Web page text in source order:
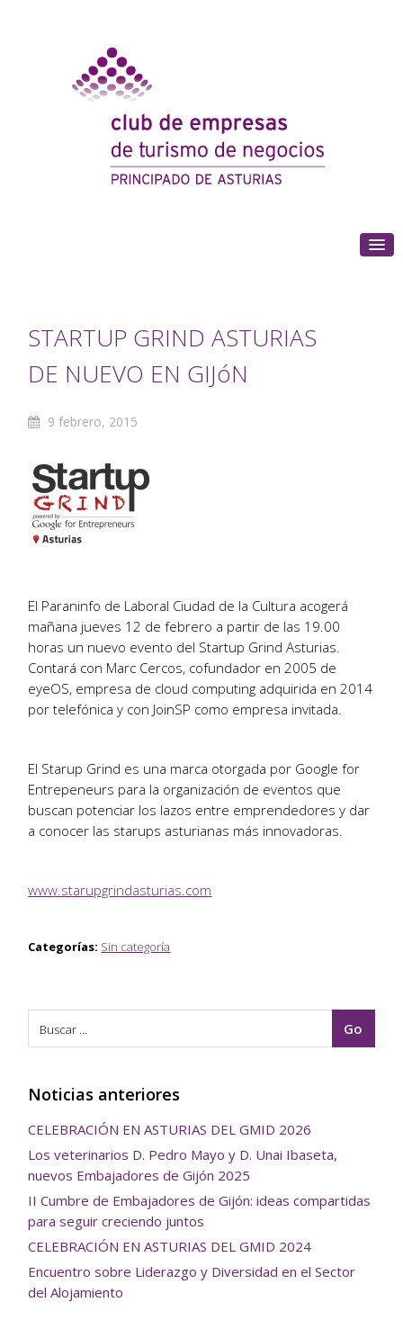
STARTUP GRIND ASTURIAS
DE NUEVO EN GIJóN
9 febrero, 2015
El Paraninfo de Laboral Ciudad de la Cultura acogerá
mañana jueves 12 de febrero a partir de las 19.00
horas un nuevo evento del Startup Grind Asturias.
Contará con Marc Cercos, cofundador en 2005 de
eyeOS, empresa de cloud computing adquirida en 2014
por telefónica y con JoinSP como empresa invitada.
El Starup Grind es una marca otorgada por Google for
Entrepeneurs para la organización de eventos que
buscan potenciar los lazos entre emprendedores y dar
a conocer las starups asturianas más innovadoras.
www.starupgrindasturias.com
Categorías: Sin categoría
Noticias anteriores
CELEBRACIÓN EN ASTURIAS DEL GMID 2026
Los veterinarios D. Pedro Mayo y D. Unai Ibaseta,
nuevos Embajadores de Gijón 2025
II Cumbre de Embajadores de Gijón: ideas compartidas
para seguir creciendo juntos
CELEBRACIÓN EN ASTURIAS DEL GMID 2024
Encuentro sobre Liderazgo y Diversidad en el Sector
del Alojamiento